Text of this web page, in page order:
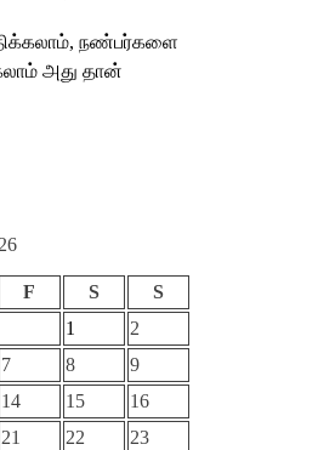
நண்பர்களை
அது தான்
F S
S
1
2
7 8
9
14 15
16
21 22
23